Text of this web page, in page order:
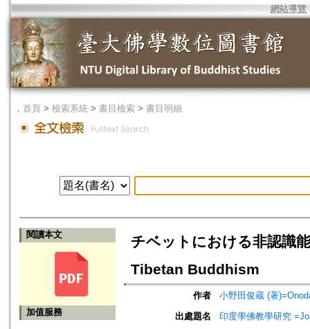
網站導覽
． 首頁 > 檢索系統 > 書目檢索 > 書目明細
閱讀本文
加值服務
チベットにおける非認識
Tibetan Buddhism
作者
小野田俊蔵 (著
出處題名
印度學佛教學研究